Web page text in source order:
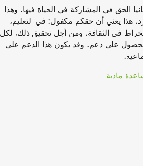
الحق في المشاركة في الحياة فيها. وهذا
هذا يعني أن حقكم مكفول: في التعليم،
في الثقافة. ومن أجل تحقيق ذلك، لكل
على دعم. وقد يكون هذا الدعم على
مادية